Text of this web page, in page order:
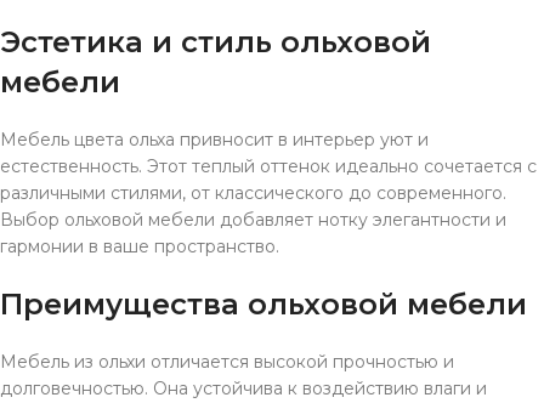
Эстетика и стиль ольховой
мебели
Мебель цвета ольха привносит в интерьер уют и
естественность. Этот теплый оттенок идеально сочетается с
различными стилями, от классического до современного.
Выбор ольховой мебели добавляет нотку элегантности и
гармонии в ваше пространство.
Преимущества ольховой мебели
Мебель из ольхи отличается высокой прочностью и
долговечностью. Она устойчива к воздействию влаги и